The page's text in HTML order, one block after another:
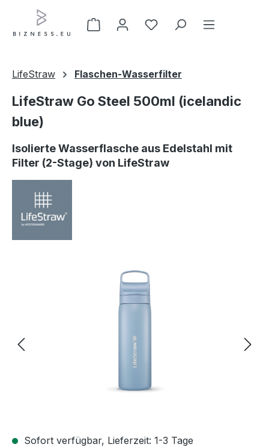
Zum Hauptinhalt springen
LifeStraw Flaschen-Wasserfilter
LifeStraw Go Steel 500ml (icelandic
blue)
Isolierte Wasserflasche aus Edelstahl mit
Filter (2-Stage) von LifeStraw
Bildergalerie überspringen
Sofort verfügbar, Lieferzeit: 1-3 Tage